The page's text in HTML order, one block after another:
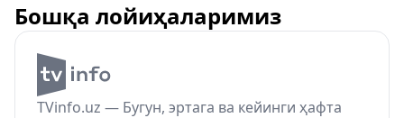
Бошқа лойиҳаларимиз
TVinfo.uz — Бугун, эртага ва кейинги ҳафта